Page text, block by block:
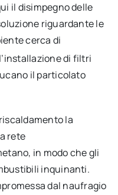
il disimpegno delle
riguardante le
cerca di
di filtri
il particolato
la
rete
in modo che gli
inquinanti.
dal naufragio